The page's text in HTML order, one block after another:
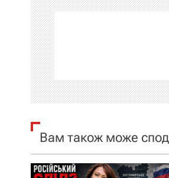
г
а
ц
і
я
а
Вам також може